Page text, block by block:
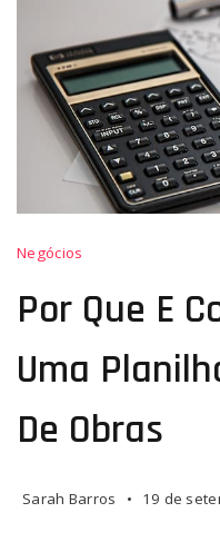
Negócios
Por Que E
Uma
De Obras
Sarah Barros 19 de